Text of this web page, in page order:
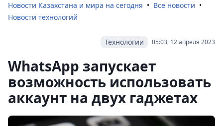
Новости Казахстана и мира на сегодня
Все новости
Новости технологий
05:03, 12 апреля 2023
Технологии
WhatsApp запускает
возможность использовать
аккаунт на двух гаджетах